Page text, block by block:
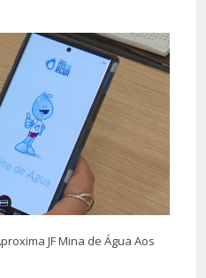
JF Mina de Água Aos